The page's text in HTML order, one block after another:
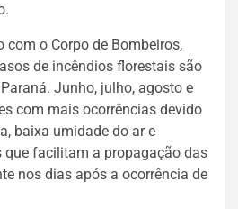
com o Corpo de Bombeiros,
de incêndios florestais são
Junho, julho, agosto e
com mais ocorrências devido
baixa umidade do ar e
que facilitam a propagação das
nos dias após a ocorrência de